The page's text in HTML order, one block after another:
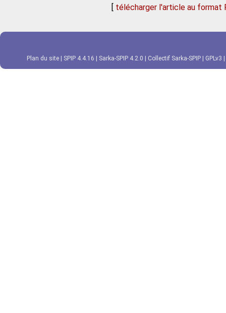
[ télécharger l'article au format
Plan du site SPIP 4.4.16 Sarka-SPIP 4.2.0 Collectif Sarka-SPIP GPLv3